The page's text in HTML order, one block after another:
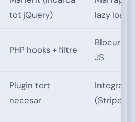
tot jQuery)
lazy load)
PHP hooks + filtre
Blocuri +
JS
Plugin terț
necesar
Integrat
(Stripe,